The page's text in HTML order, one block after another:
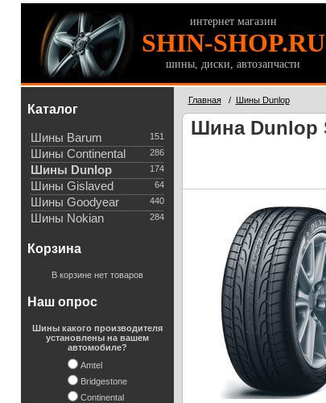
интернет магазин
SHIN-SHOP.RU
шины, диски, автозапчасти
Каталог
151
Шины Barum
286
Шины Continental
174
Шины Dunlop
64
Шины Gislaved
440
Шины Goodyear
284
Шины Nokian
Корзина
В корзине нет товаров
Наш опрос
Шины какого производителя
установлены на вашем
автомобиле?
Amtel
Bridgestone
Continental
Главная/ Шины Dunlop
Шина Dunlop